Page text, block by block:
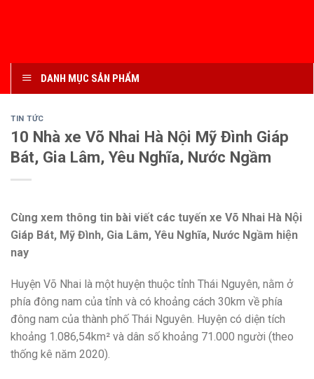
DANH MỤC SẢN PHẨM
TIN TỨC
10 Nhà xe Võ Nhai Hà Nội Mỹ Đình Giáp
Bát, Gia Lâm, Yêu Nghĩa, Nước Ngầm
Cùng xem thông tin bài viết các tuyến xe Võ Nhai Hà Nội
Giáp Bát, Mỹ Đình, Gia Lâm, Yêu Nghĩa, Nước Ngầm hiện
nay
Huyện Võ Nhai là một huyện thuộc tỉnh Thái Nguyên, nằm ở
phía đông nam của tỉnh và có khoảng cách 30km về phía
đông nam của thành phố Thái Nguyên. Huyện có diện tích
khoảng 1.086,54km² và dân số khoảng 71.000 người (theo
thống kê năm 2020).